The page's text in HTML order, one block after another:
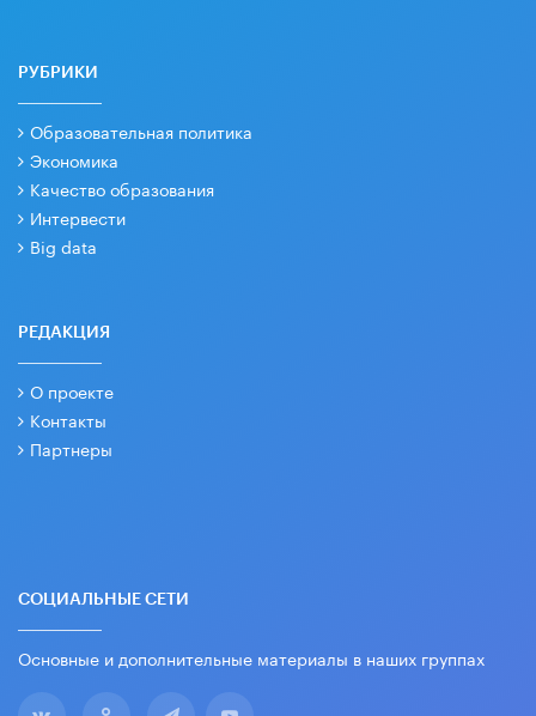
РУБРИКИ
Образовательная политика
Экономика
Качество образования
Интервести
Big data
РЕДАКЦИЯ
О проекте
Контакты
Партнеры
СОЦИАЛЬНЫЕ СЕТИ
Основные и дополнительные материалы в наших группах